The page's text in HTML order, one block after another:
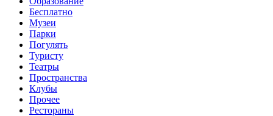
Бесплатно
Музеи
Парки
Погулять
Туристу
Театры
Пространства
Клубы
Прочее
Рестораны